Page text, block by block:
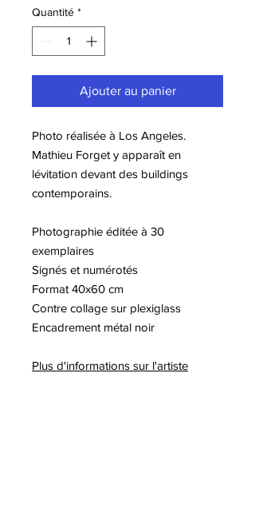
Quantité *
Ajouter au panier
Photo réalisée à Los Angeles.
Mathieu Forget y apparaît en
lévitation devant des buildings
contemporains.
Photographie éditée à 30
exemplaires
Signés et numérotés
Format 40x60 cm
Contre collage sur plexiglass
Encadrement métal noir
Plus d'informations sur l'artiste